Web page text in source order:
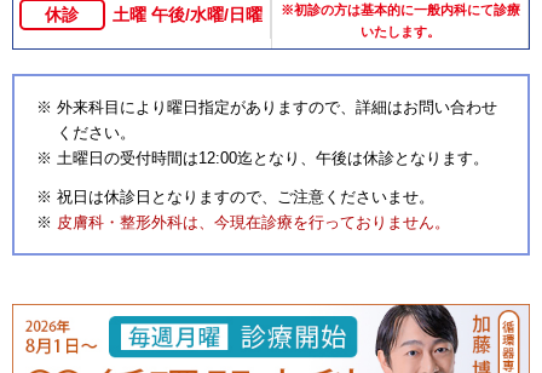
休診 土曜 午後/水曜/日曜
※初診の方は基本的に一般内科にて診療
いたします。
外来科目により曜日指定がありますので、詳細はお問い合わせ
ください。
土曜日の受付時間は12:00迄となり、午後は休診となります。
祝日は休診日となりますので、ご注意くださいませ。
皮膚科・整形外科は、今現在診療を行っておりません。